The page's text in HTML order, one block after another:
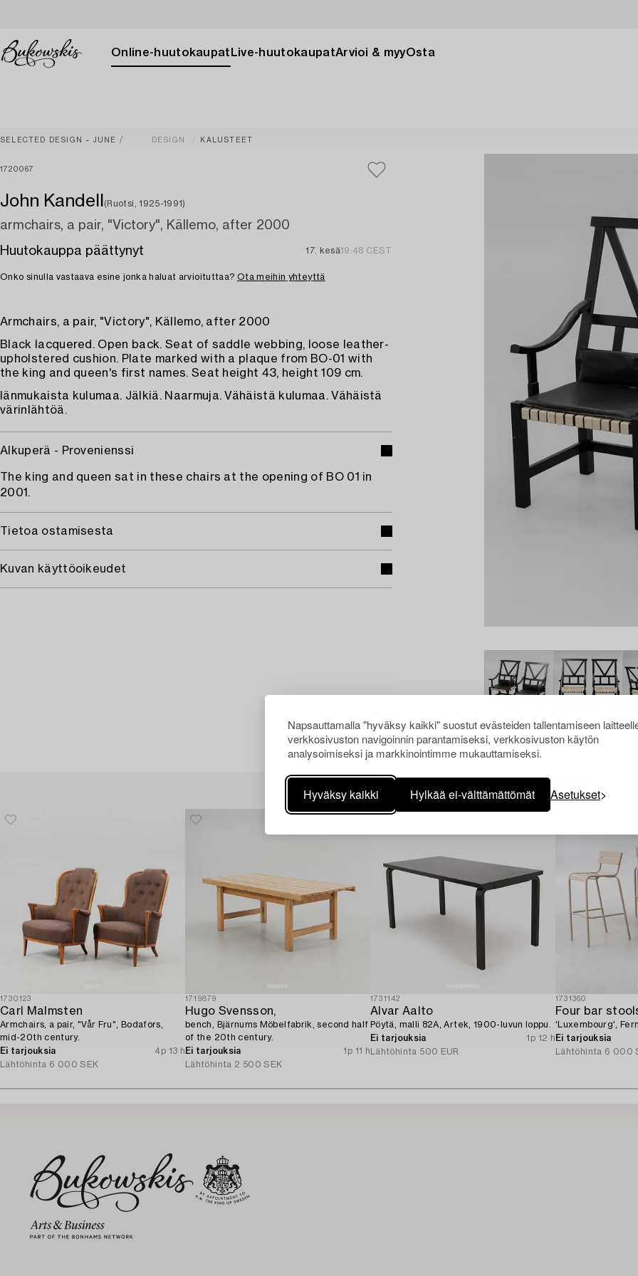
Napsauttamalla "hyväksy kaikki" suostut evästeiden tallentamiseen
verkkosivuston navigoinnin parantamiseksi, verkkosivuston käytön
analysoimiseksi ja markkinointimme mukauttamiseksi.
Hyväksy kaikki Hylkää ei-välttämättömät Asetukset
Online-huutokaupat Live-huutokaupatArvioi & myyOsta
SELECTED DESIGN – JUNE DESIGN KALUSTEET
1720067
John Kandell (Ruotsi, 1925-1991)
armchairs, a pair, "Victory", Källemo, after 2000
Huutokauppa päättynyt
17. kesä19:48 CEST
Onko sinulla vastaava esine jonka haluat arvioituttaa? Ota meihin yhteyttä
Armchairs, a pair, "Victory", Källemo, after 2000
Black lacquered. Open back. Seat of saddle webbing, loose leather-
upholstered cushion. Plate marked with a plaque from BO-01 with
the king and queen's first names. Seat height 43, height 109 cm.
Iänmukaista kulumaa. Jälkiä. Naarmuja. Vähäistä kulumaa. Vähäistä
värinlähtöä.
Alkuperä - Provenienssi
The king and queen sat in these chairs at the opening of BO 01 in
2001.
Tietoa ostamisesta
Kuvan käyttöoikeudet
Muiden katsomia kohteita
1730123
Carl Malmsten
Armchairs, a pair, "Vår Fru", Bodafors,
mid-20th century.
Ei tarjouksia
4p 13 h
Lähtöhinta 6 000 SEK
1719879
Hugo Svensson,
bench, Bjärnums Möbelfabrik, second half
of the 20th century.
Ei tarjouksia
1p 11 h
Lähtöhinta 2 500 SEK
1731142
Alvar Aalto
Pöytä, malli 82A, Artek, 1900-luvun loppu.
Ei tarjouksia
1p 12 h
Lähtöhinta 500 EUR
1731360
Four bar
'Luxembourg',
Ei tarjouksia
Lähtöhinta 6 000